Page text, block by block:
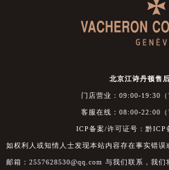
北京江诗丹顿售
门店营业：09:00-19:30（
客服在线：08:00-22:00（
ICP备案/许可证号：黔ICP
如权利人或知情人士发现本站内容存在事实错
邮箱：2557628530@qq.com 与我们联系，我